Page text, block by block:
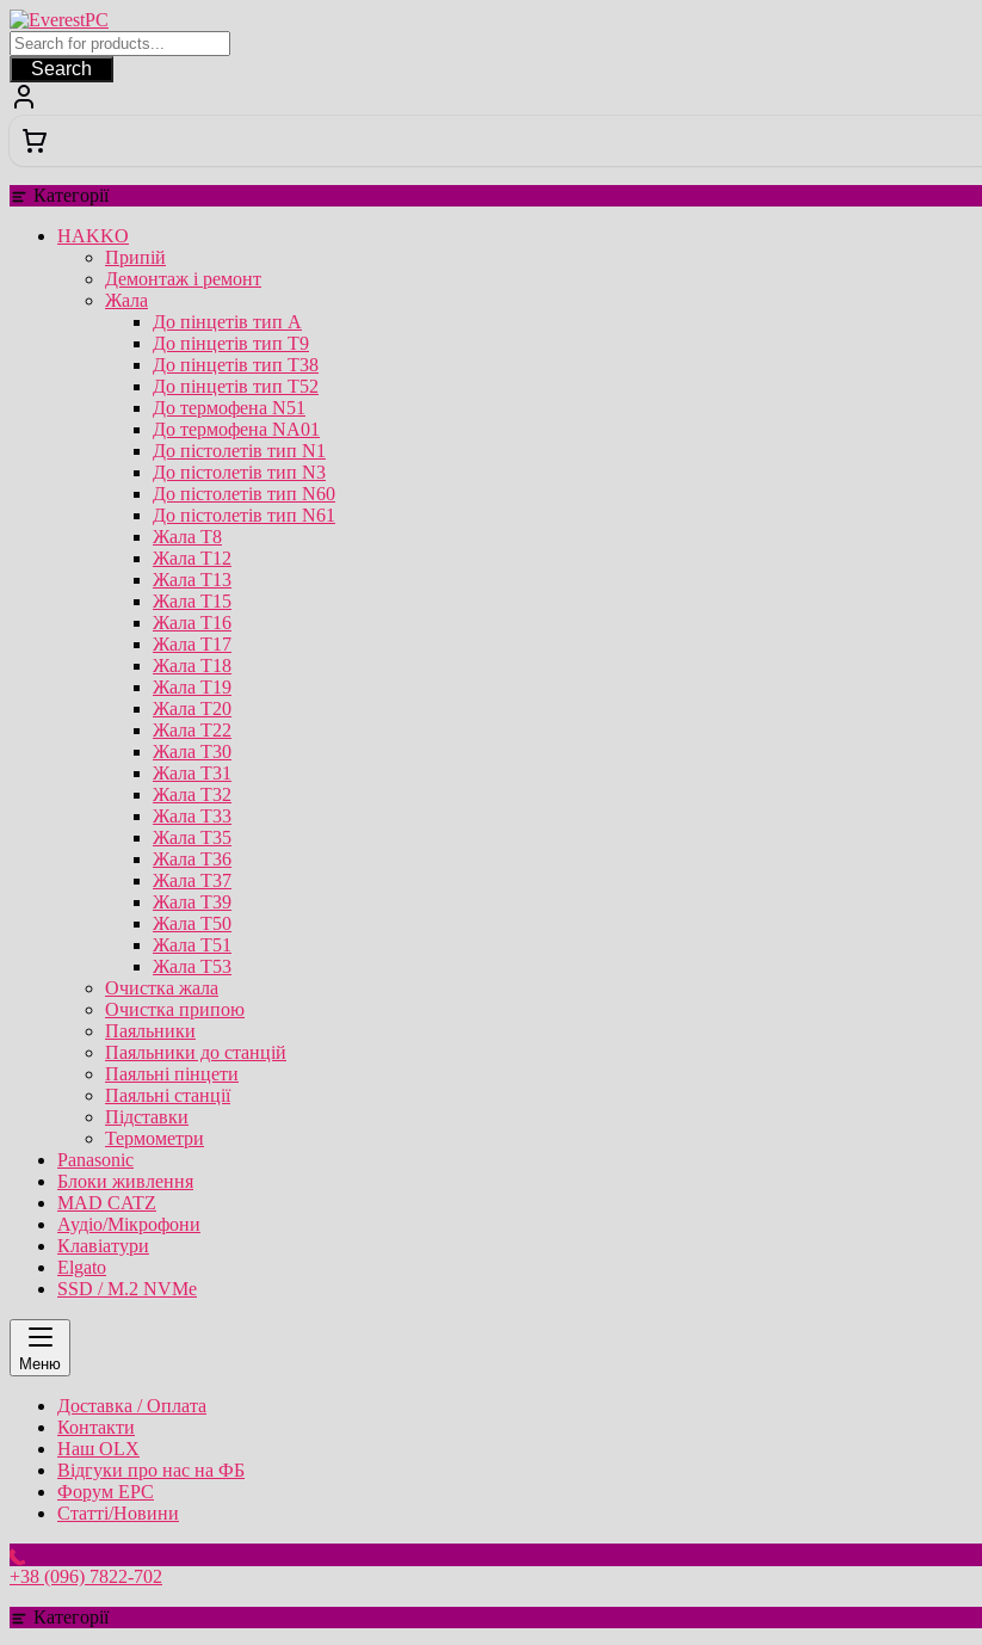
Перейти
до
вмісту
Search
Категорії
HAKKO
Припій
Демонтаж і ремонт
Жала
До пінцетів тип А
До пінцетів тип T9
До пінцетів тип T38
До пінцетів тип T52
До термофена N51
До термофена NA01
До пістолетів тип N1
До пістолетів тип N3
До пістолетів тип N60
До пістолетів тип N61
Жала T8
Жала T12
Жала T13
Жала T15
Жала T16
Жала T17
Жала T18
Жала T19
Жала T20
Жала T22
Жала T30
Жала T31
Жала T32
Жала T33
Жала T35
Жала T36
Жала T37
Жала T39
Жала T50
Жала T51
Жала T53
Очистка жала
Очистка припою
Паяльники
Паяльники до станцій
Паяльні пінцети
Паяльні станції
Підставки
Термометри
Panasonic
Блоки живлення
MAD CATZ
Аудіо/Мікрофони
Клавіатури
Elgato
SSD / M.2 NVMe
Меню
Доставка / Оплата
Контакти
Наш OLX
Відгуки про нас на ФБ
Форум EPC
Статті/Новини
+38 (096) 7822-702
Категорії